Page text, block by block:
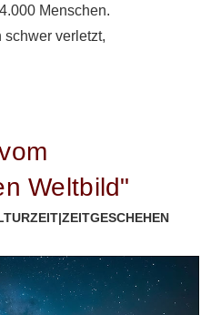
Menschen.
verletzt,
Weltbild"
|ZEITGESCHEHEN